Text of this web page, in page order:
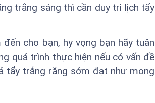
trắng sáng thì cần duy trì lịch tẩy
cho bạn, hy vọng bạn hãy tuân
quá trình thực hiện nếu có vấn đề
tẩy trắng răng sớm đạt như mong